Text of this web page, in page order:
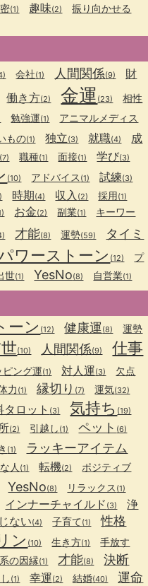
(1) 趣味(2) 振り向かせる
会社(1) 人間関係(9)
財
働き方(2) 金運 (23) 相性
勉強運(1)
アニマルメディス
もの(1) 独立(3) 就職(4)
成
(7) 職種(1) 面接(1) 学び(3)
(10) アドバイス (1) 試練(3)
時期(4) 収入 (2) 採用 (1)
お金(2) 副業(1)
キーワー
才能(8) 運勢(59)
タイミ
ワーストーン (12)
プ
世(1) YesNo(8) 自営業(1)
ーン (12) 健康運(8) 運勢
(10) 人間関係(9) 仕事
ピング運(1) 対人運(3) 欠点
力 (1) 縁切り (7) 運気(32)
タロット (3) 気持ち (19)
(2) 引越し (1) ペット (6)
(1) ラッキーアイテム
人 (1) 転機(2) ポジティブ
YesNo(8) リラックス (1)
インナーチャイルド (3)
浄
ない(4) 子育て(1) 性格
ン (10) 生き方(1) 手放す
の因縁(1) 才能(8) 決断
(1) 幸運(2) 結婚(40) 運命